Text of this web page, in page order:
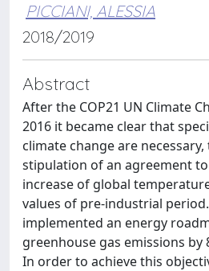
PICCIANI, ALESSIA
2018/2019
Abstract
After the COP21 UN Climate
2016 it became clear that
climate change are
stipulation of an agreement
increase of global
values of pre-industrial
implemented an energy
greenhouse gas emissions by
In order to achieve this